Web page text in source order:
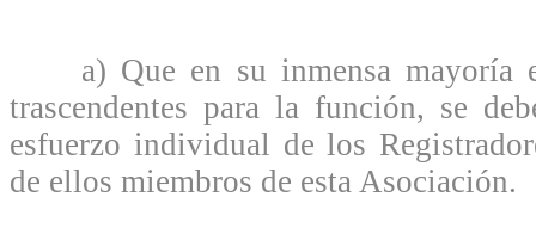
a) Que en su inmensa mayoría
trascendentes para la función, se
esfuerzo individual de los
de ellos miembros de esta Asociación.